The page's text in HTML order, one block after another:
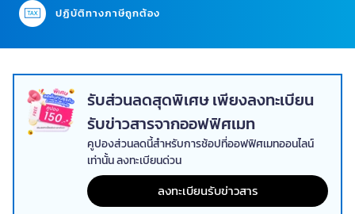
ปฏิบัติทางภาษีถูกต้อง
รับส่วนลดสุดพิเศษ เพียงลงทะเบียน
รับข่าวสารจากออฟฟิศเมท
คูปองส่วนลดนี้สำหรับการช้อปที่ออฟฟิศเมทออนไลน์
เท่านั้น ลงทะเบียนด่วน
ลงทะเบียนรับข่าวสาร